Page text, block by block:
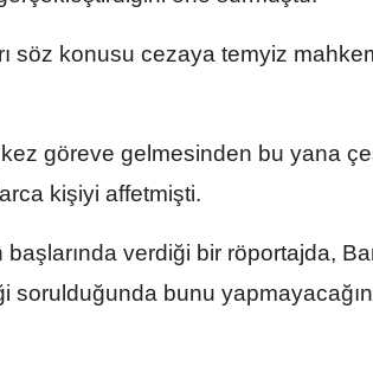
söz konusu cezaya temyiz
göreve gelmesinden bu yana
kişiyi affetmişti.
başlarında verdiği bir röportajda,
sorulduğunda bunu